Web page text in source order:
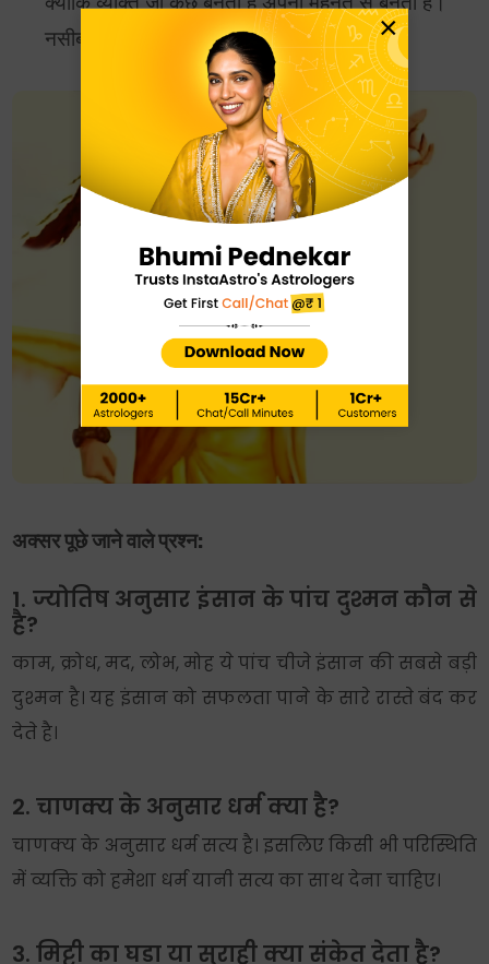
नसीब तो एक साधन मात्र है।
अक्सर पूछे जाने वाले प्रश्न:
1. ज्योतिष अनुसार इंसान के पांच दुश्मन कौन से
है?
काम, क्रोध, मद, लोभ, मोह ये पांच चीजे इंसान की सबसे बड़ी
दुश्मन है। यह इंसान को सफलता पाने के सारे रास्ते बंद कर
देते है।
2. चाणक्य के अनुसार धर्म क्या है?
चाणक्य के अनुसार धर्म सत्य है। इसलिए किसी भी परिस्थिति
में व्यक्ति को हमेशा धर्म यानी सत्य का साथ देना चाहिए।
3. मिट्टी का घड़ा या सुराही क्या संकेत देता है?
×